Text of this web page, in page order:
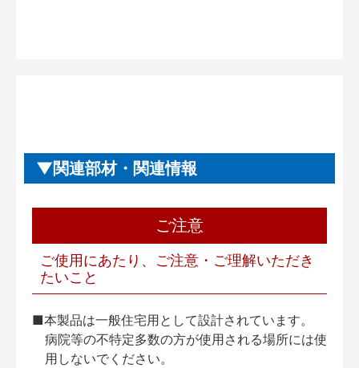
関連部材・関連情報
ご注意
ご使用にあたり、ご注意・ご理解いただき
たいこと
■本製品は一般住宅用として設計されています。
病院等の不特定多数の方が使用される場所には使
用しないでください。